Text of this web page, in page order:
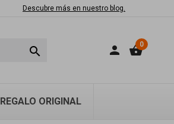
Descubre más en nuestro blog.
 person shopping_basket0
REGALO ORIGINAL